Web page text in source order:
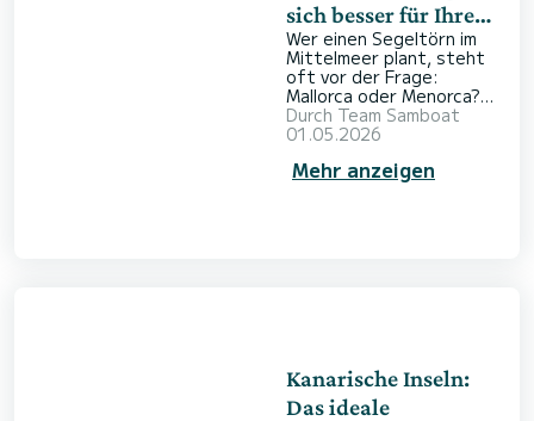
sich besser für Ihren
Segelurlaub?
Wer einen Segeltörn im
Mittelmeer plant, steht
oft vor der Frage:
Mallorca oder Menorca?
Beide Baleareninseln
begeistern mit
türkisblauem Wasser und
Durch Team Samboat
01.05.2026
Mehr anzeigen
Kanarische Inseln:
Das ideale